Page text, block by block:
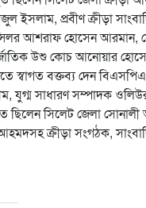
ইসলাম, প্রবীণ ক্রীড়া
আশরাফ হোসেন আরমান,
উশু কোচ আনোয়ার হোসেন
স্বাগত বক্তব্য দেন
যুগ্ম সাধারণ সম্পাদক
ছিলেন সিলেট জেলা
ক্রীড়া সংগঠক,